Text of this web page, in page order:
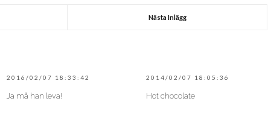
Nästa Inlägg
2016/02/07 18:33:42
Ja må han leva!
2014/02/07 18:05:36
Hot chocolate